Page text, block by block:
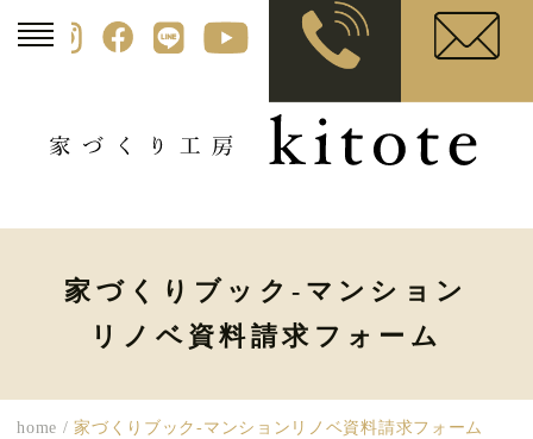
家づくりブック-マンション
リノベ資料請求フォーム
home /家づくりブック-マンションリノベ資料請求フォーム